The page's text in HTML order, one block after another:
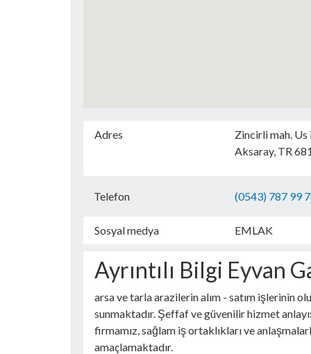
Adres
Zincirli mah. Us
Aksaray, TR
Telefon (0543) 787 99
Sosyal medya EMLAK
Ayrıntılı Bilgi Eyvan
arsa ve tarla arazilerin alım - satım işlerinin
sunmaktadır. Şeffaf ve güvenilir hizmet
firmamız, sağlam iş ortaklıkları ve
amaçlamaktadır.